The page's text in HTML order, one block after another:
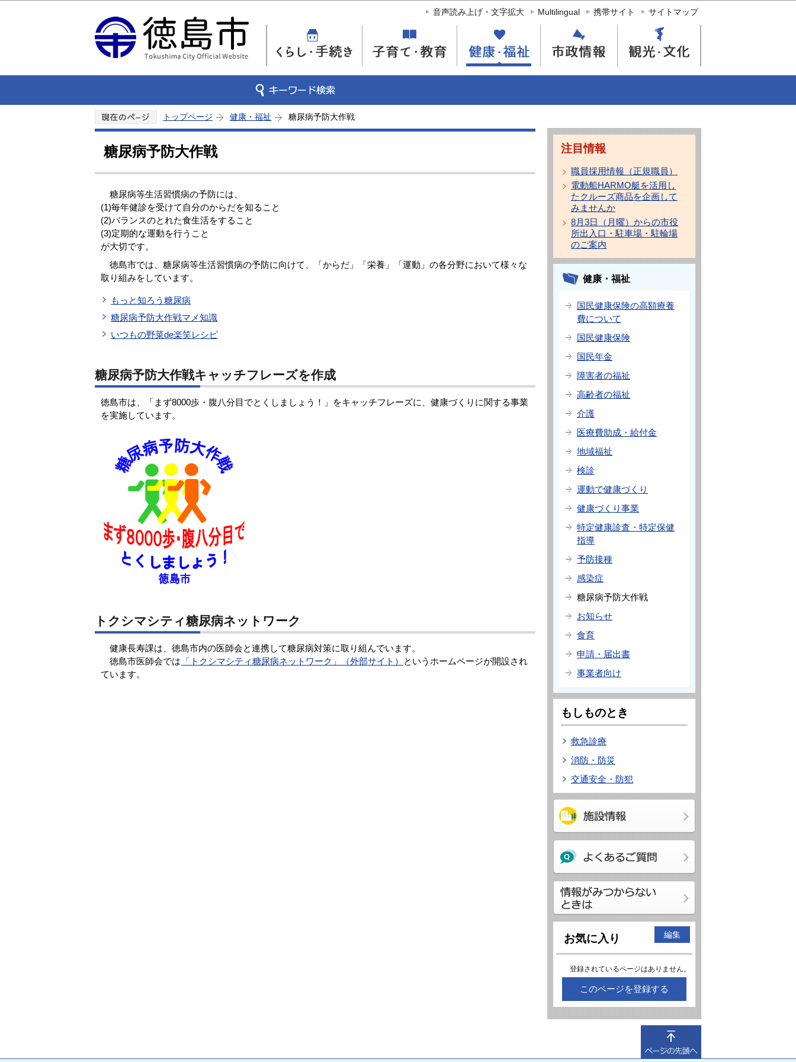
このページの本文へ移動
音声読み上げ・文字拡大 Multilingual 携帯サイト サイトマップ
トップページ 健康・福祉 糖尿病予防大作戦
糖尿病予防大作戦
糖尿病等生活習慣病の予防には、
(1)毎年健診を受けて自分のからだを知ること
(2)バランスのとれた食生活をすること
(3)定期的な運動を行うこと
が大切です。
徳島市では、糖尿病等生活習慣病の予防に向けて、「からだ」「栄養」「運動」の各分野において様々な
取り組みをしています。
もっと知ろう糖尿病
糖尿病予防大作戦マメ知識
いつもの野菜de楽笑レシピ
糖尿病予防大作戦キャッチフレーズを作成
徳島市は、「まず8000歩・腹八分目でとくしましょう！」をキャッチフレーズに、健康づくりに関する事業
を実施しています。
トクシマシティ糖尿病ネットワーク
健康長寿課は、徳島市内の医師会と連携して糖尿病対策に取り組んでいます。
徳島市医師会では
「トクシマシティ糖尿病ネットワーク」（外部サイト）
というホームページが開設され
ています。
注目情報
職員採用情報（正規職員）
電動船HARMO艇を活用し
たクルーズ商品を企画して
みませんか
8月3日（月曜）からの市役
所出入口・駐車場・駐輪場
のご案内
健康・福祉
国民健康保険の高額療養
費について
国民健康保険
国民年金
障害者の福祉
高齢者の福祉
介護
医療費助成・給付金
地域福祉
検診
運動で健康づくり
健康づくり事業
特定健康診査・特定保健
指導
予防接種
感染症
糖尿病予防大作戦
お知らせ
食育
申請・届出書
事業者向け
もしものとき
救急診療
消防・防災
交通安全・防犯
お気に入り 編集
登録されているページはありません。
このページを登録する